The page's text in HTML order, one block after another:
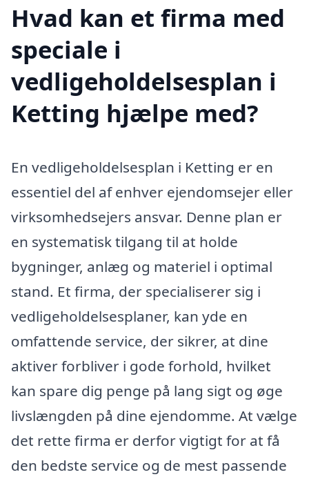
Hvad kan et firma med
speciale i
vedligeholdelsesplan i
Ketting hjælpe med?
En vedligeholdelsesplan i Ketting er en
essentiel del af enhver ejendomsejer eller
virksomhedsejers ansvar. Denne plan er
en systematisk tilgang til at holde
bygninger, anlæg og materiel i optimal
stand. Et firma, der specialiserer sig i
vedligeholdelsesplaner, kan yde en
omfattende service, der sikrer, at dine
aktiver forbliver i gode forhold, hvilket
kan spare dig penge på lang sigt og øge
livslængden på dine ejendomme. At vælge
det rette firma er derfor vigtigt for at få
den bedste service og de mest passende